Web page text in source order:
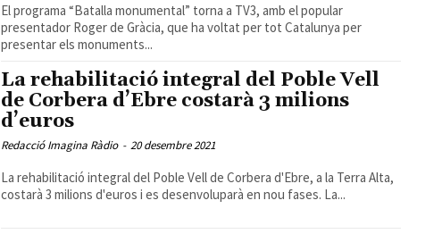
El programa “Batalla monumental” torna a TV3, amb el popular
presentador Roger de Gràcia, que ha voltat per tot Catalunya per
presentar els monuments...
La rehabilitació integral del Poble Vell
de Corbera d’Ebre costarà 3 milions
d’euros
Redacció Imagina Ràdio - 20 desembre 2021
La rehabilitació integral del Poble Vell de Corbera d'Ebre, a la Terra Alta,
costarà 3 milions d'euros i es desenvoluparà en nou fases. La...